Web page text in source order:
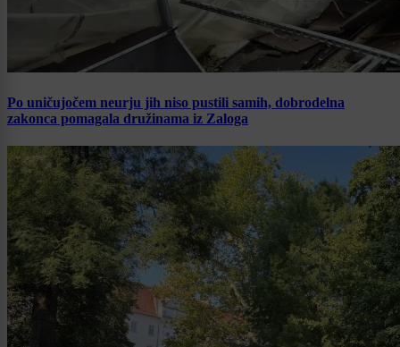
Po uničujočem neurju jih niso pustili samih, dobrodelna
zakonca pomagala družinama iz Zaloga